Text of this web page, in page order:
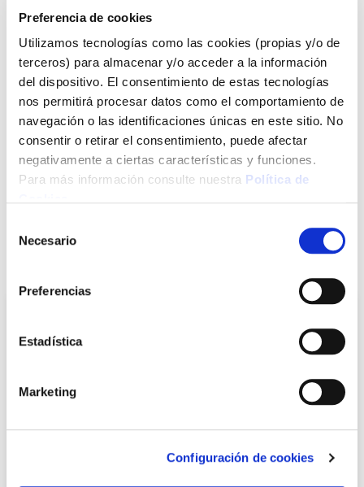
Preferencia de cookies
Utilizamos tecnologías como las cookies (propias y/o de
terceros) para almacenar y/o acceder a la información
del dispositivo. El consentimiento de estas tecnologías
nos permitirá procesar datos como el comportamiento de
navegación o las identificaciones únicas en este sitio. No
consentir o retirar el consentimiento, puede afectar
negativamente a ciertas características y funciones.
Para más información consulte nuestra Política de
Necesario
Preferencias
Estadística
Marketing
Configuración de cookies
Click&Collect - Recogida gratis
en nuestras tiendas
Envío a domicilio:
5 días hábiles
+ INFO